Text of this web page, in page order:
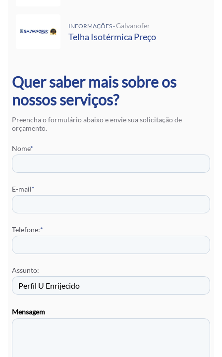
INFORMAÇÕES -Galvanofer
Telha Isotérmica Preço
Quer saber mais sobre os
nossos serviços?
Preencha o formulário abaixo e envie sua solicitação de
orçamento.
Nome*
E-mail*
Telefone:*
Assunto:
Mensagem